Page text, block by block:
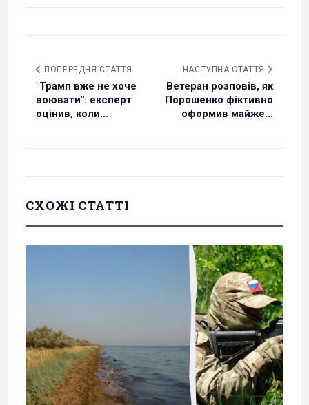
ПОПЕРЕДНЯ СТАТТЯ
"Трамп вже не хоче
воювати": експерт
оцінив, коли...
НАСТУПНА СТАТТЯ
Ветеран розповів, як
Порошенко фіктивно
оформив майже...
СХОЖІ СТАТТІ